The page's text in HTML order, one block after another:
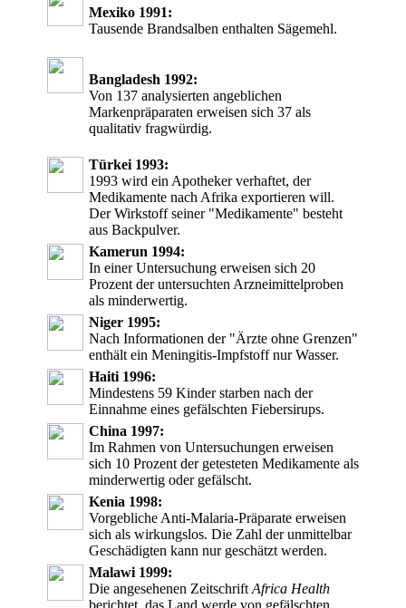
Mexiko 1991:
Tausende Brandsalben enthalten Sägemehl.
Bangladesh 1992:
Von 137 analysierten angeblichen
Markenpräparaten erweisen sich 37 als
qualitativ fragwürdig.
Türkei 1993:
1993 wird ein Apotheker verhaftet, der
Medikamente nach Afrika exportieren will.
Der Wirkstoff seiner "Medikamente" besteht
aus Backpulver.
Kamerun 1994:
In einer Untersuchung erweisen sich 20
Prozent der untersuchten Arzneimittelproben
als minderwertig.
Niger 1995:
Nach Informationen der "Ärzte ohne Grenzen"
enthält ein Meningitis-Impfstoff nur Wasser.
Haiti 1996:
Mindestens 59 Kinder starben nach der
Einnahme eines gefälschten Fiebersirups.
China 1997:
Im Rahmen von Untersuchungen erweisen
sich 10 Prozent der getesteten Medikamente als
minderwertig oder gefälscht.
Kenia 1998:
Vorgebliche Anti-Malaria-Präparate erweisen
sich als wirkungslos. Die Zahl der unmittelbar
Geschädigten kann nur geschätzt werden.
Malawi 1999:
Die angesehenen Zeitschrift Africa Health
berichtet, das Land werde von gefälschten